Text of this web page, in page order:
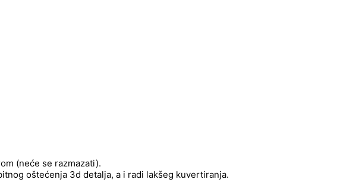
(neće se razmazati).
oštećenja 3d detalja, a i radi lakšeg kuvertiranja.